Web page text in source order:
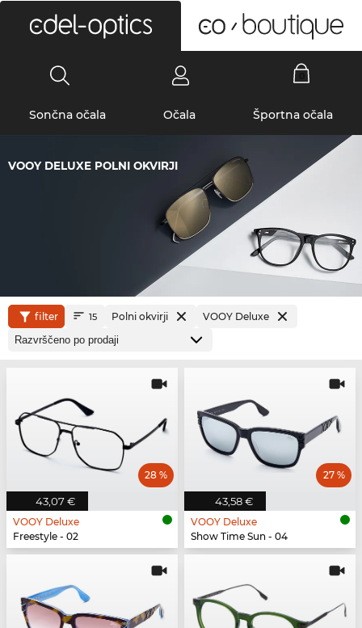
Sončna očala Očala Športna očala
VOOY DELUXE POLNI OKVIRJI
filter 15 Polni okvirji VOOY Deluxe
43,07 €
28 %
VOOY Deluxe
Freestyle - 02
43,58 €
27 %
VOOY Deluxe
Show Time Sun - 04